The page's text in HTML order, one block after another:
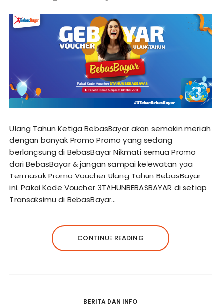
Ulang Tahun Ketiga BebasBayar akan semakin meriah
dengan banyak Promo Promo yang sedang
berlangsung di BebasBayar Nikmati semua Promo
dari BebasBayar & jangan sampai kelewatan yaa
Termasuk Promo Voucher Ulang Tahun BebasBayar
ini. Pakai Kode Voucher 3TAHUNBEBASBAYAR di setiap
Transaksimu di BebasBayar…
CONTINUE READING
BERITA DAN INFO